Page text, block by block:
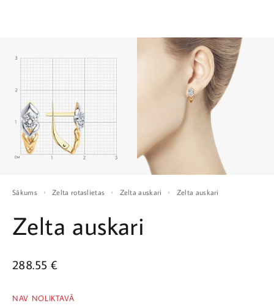
Sākums Zelta rotaslietas Zelta auskari Zelta auskari
Zelta auskari
288.55 €
NAV NOLIKTAVĀ